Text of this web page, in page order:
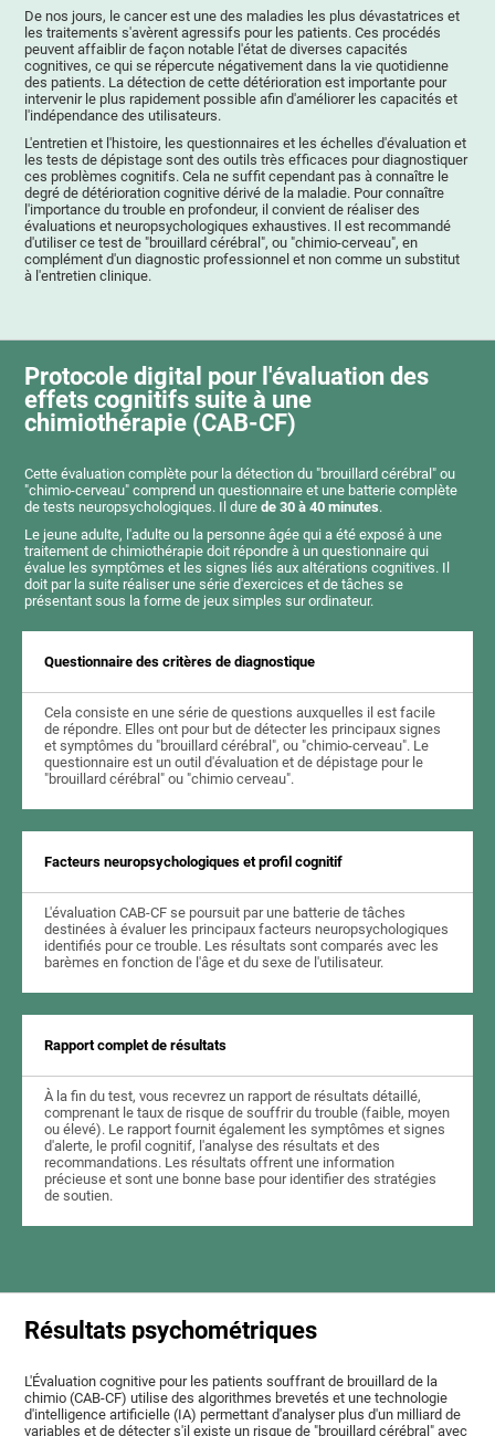
De nos jours, le cancer est une des maladies les plus dévastatrices et
les traitements s'avèrent agressifs pour les patients. Ces procédés
peuvent affaiblir de façon notable l'état de diverses capacités
cognitives, ce qui se répercute négativement dans la vie quotidienne
des patients. La détection de cette détérioration est importante pour
intervenir le plus rapidement possible afin d'améliorer les capacités et
l'indépendance des utilisateurs.
L'entretien et l'histoire, les questionnaires et les échelles d'évaluation et
les tests de dépistage sont des outils très efficaces pour diagnostiquer
ces problèmes cognitifs. Cela ne suffit cependant pas à connaître le
degré de détérioration cognitive dérivé de la maladie. Pour connaître
l'importance du trouble en profondeur, il convient de réaliser des
évaluations et neuropsychologiques exhaustives. Il est recommandé
d'utiliser ce test de "brouillard cérébral", ou "chimio-cerveau", en
complément d'un diagnostic professionnel et non comme un substitut
à l'entretien clinique.
Protocole digital pour l'évaluation des
effets cognitifs suite à une
chimiothérapie (CAB-CF)
Cette évaluation complète pour la détection du "brouillard cérébral" ou
"chimio-cerveau" comprend un questionnaire et une batterie complète
de tests neuropsychologiques. Il durede 30 à 40 minutes.
Le jeune adulte, l'adulte ou la personne âgée qui a été exposé à une
traitement de chimiothérapie doit répondre à un questionnaire qui
évalue les symptômes et les signes liés aux altérations cognitives. Il
doit par la suite réaliser une série d'exercices et de tâches se
présentant sous la forme de jeux simples sur ordinateur.
Questionnaire des critères de diagnostique
Cela consiste en une série de questions auxquelles il est facile
de répondre. Elles ont pour but de détecter les principaux signes
et symptômes du "brouillard cérébral", ou "chimio-cerveau". Le
questionnaire est un outil d'évaluation et de dépistage pour le
"brouillard cérébral" ou "chimio cerveau".
Facteurs neuropsychologiques et profil cognitif
L'évaluation CAB-CF se poursuit par une batterie de tâches
destinées à évaluer les principaux facteurs neuropsychologiques
identifiés pour ce trouble. Les résultats sont comparés avec les
barèmes en fonction de l'âge et du sexe de l'utilisateur.
Rapport complet de résultats
À la fin du test, vous recevrez un rapport de résultats détaillé,
comprenant le taux de risque de souffrir du trouble (faible, moyen
ou élevé). Le rapport fournit également les symptômes et signes
d'alerte, le profil cognitif, l'analyse des résultats et des
recommandations. Les résultats offrent une information
précieuse et sont une bonne base pour identifier des stratégies
de soutien.
Résultats psychométriques
L'Évaluation cognitive pour les patients souffrant de brouillard de la
chimio (CAB-CF) utilise des algorithmes brevetés et une technologie
d'intelligence artificielle (IA) permettant d'analyser plus d'un milliard de
variables et de détecter s'il existe un risque de "brouillard cérébral" avec